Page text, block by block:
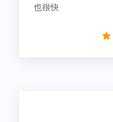
也很快